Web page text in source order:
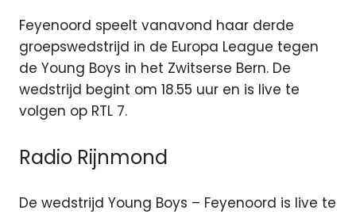
Feyenoord speelt vanavond haar derde
groepswedstrijd in de Europa League tegen
de Young Boys in het Zwitserse Bern. De
wedstrijd begint om 18.55 uur en is live te
volgen op RTL 7.
Radio Rijnmond
De wedstrijd Young Boys – Feyenoord is live te